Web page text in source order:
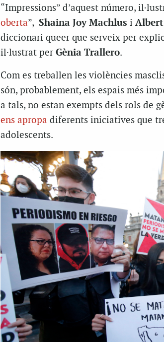
“Impressions” d’aquest número,
oberta”, Shaina Joy Machlus i Albert
diccionari queer que serveix per
il·lustrat per Gènia Trallero.
Com es treballen les violències
són, probablement, els espais més
a tals, no estan exempts dels rols de
ens apropa diferents iniciatives que
adolescents.